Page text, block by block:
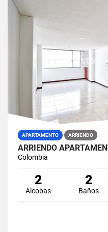
APARTAMENTO ARRIENDO
Colombia
2
Alcobas
2
Baños